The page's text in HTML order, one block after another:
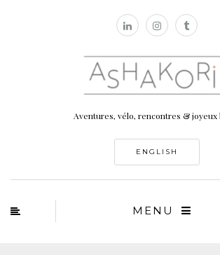
Aventures, vélo, rencontres & joyeux
ENGLISH
MENU